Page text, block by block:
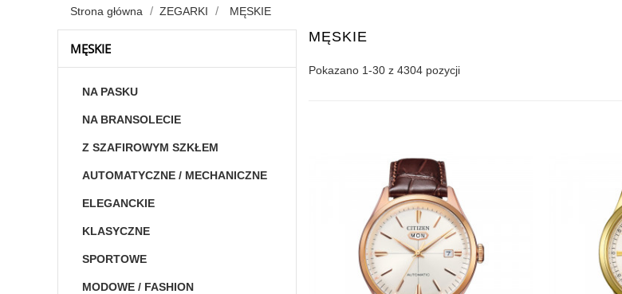
Strona główna ZEGARKI MĘSKIE
MĘSKIE
NA PASKU
NA BRANSOLECIE
Z SZAFIROWYM SZKŁEM
AUTOMATYCZNE / MECHANICZNE
ELEGANCKIE
KLASYCZNE
SPORTOWE
MODOWE / FASHION
MĘSKIE
Pokazano 1-30 z 4304 pozycji